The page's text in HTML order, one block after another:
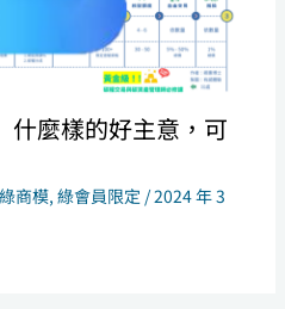
什麼樣的好主意，可
綠商模,綠會員限定 /2024 年 3